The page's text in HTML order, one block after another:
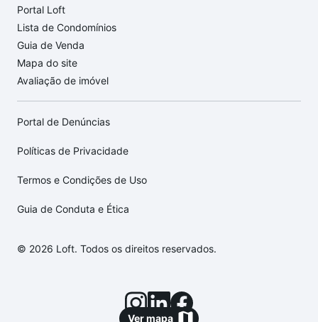
Ver mapa
Portal Loft
Lista de Condomínios
Guia de Venda
Mapa do site
Avaliação de imóvel
Portal de Denúncias
Políticas de Privacidade
Termos e Condições de Uso
Guia de Conduta e Ética
© 2026 Loft. Todos os direitos reservados.